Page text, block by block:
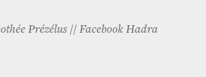
Prézélus // Facebook Hadra